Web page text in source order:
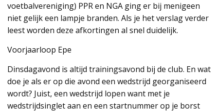
voetbalvereniging) PPR en NGA ging er bij menigeen
niet gelijk een lampje branden. Als je het verslag verder
leest worden deze afkortingen al snel duidelijk.
Voorjaarloop Epe
Dinsdagavond is altijd trainingsavond bij de club. En wat
doe je als er op die avond een wedstrijd georganiseerd
wordt? Juist, een wedstrijd lopen want met je
wedstrijdsinglet aan en een startnummer op je borst